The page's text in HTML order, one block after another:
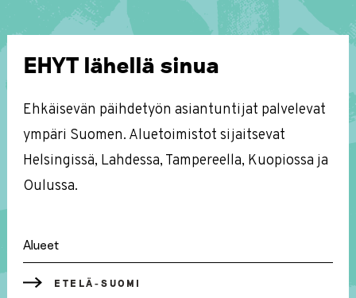
EHYT lähellä sinua
Ehkäisevän päihdetyön asiantuntijat palvelevat
ympäri Suomen. Aluetoimistot sijaitsevat
Helsingissä, Lahdessa, Tampereella, Kuopiossa ja
Oulussa.
Alueet
ETELÄ-SUOMI